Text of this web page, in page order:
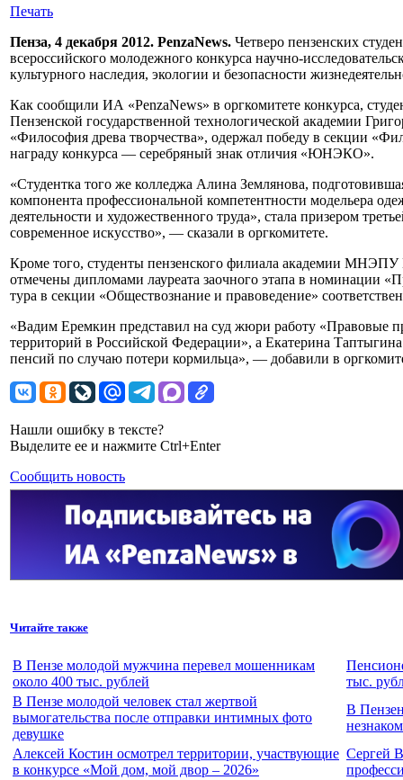
Печать
Пенза, 4 декабря 2012. PenzaNews. Четверо пензенских
всероссийского молодежного конкурса научно-
культурного наследия, экологии и безопасности
Как сообщили ИА «PenzaNews» в оргкомитете конкурса,
Пензенской государственной технологической академии
«Философия древа творчества», одержал победу в секции
награду конкурса — серебряный знак отличия «ЮНЭКО».
«Студентка того же колледжа Алина Землянова,
компонента профессиональной компетентности модельера
деятельности и художественного труда», стала призером
современное искусство», — сказали в оргкомитете.
Кроме того, студенты пензенского филиала академии
отмечены дипломами лауреата заочного этапа в номинации
тура в секции «Обществознание и правоведение»
«Вадим Еремкин представил на суд жюри работу «Правовые
территорий в Российской Федерации», а Екатерина
пенсий по случаю потери кормильца», — добавили в
Нашли ошибку в тексте?
Выделите ее и нажмите Ctrl+Enter
Сообщить новость
Читайте также
В Пензе молодой мужчина перевел мошенникам
около 400 тыс. рублей
тыс.
В Пензе молодой человек стал жертвой
вымогательства после отправки интимных фото
девушке
В
Алексей Костин осмотрел территории, участвующие
в конкурсе «Мой дом, мой двор – 2026»
Сергей